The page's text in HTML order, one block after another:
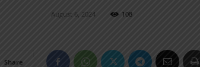
August 6, 2024 108
Share